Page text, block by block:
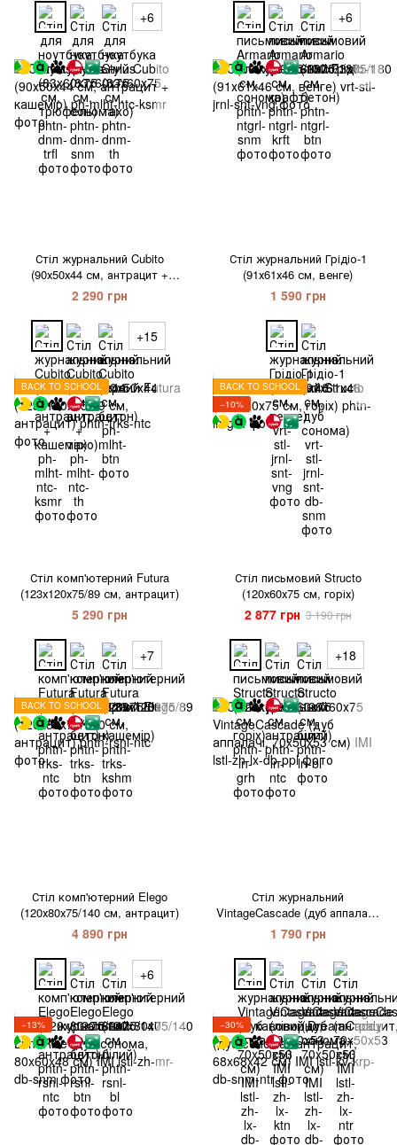
+6 +6
Стіл журнальний Cubito
(90х50х44 см, антрацит +
кашемір)
2 290 грн
+15
Стіл журнальний Грідіо-1
(91х61х46 см, венге)
1 590 грн
BACK TO SCHOOL
Стіл комп'ютерний Futura
(123х120х75/89 см, антрацит)
5 290 грн
+7
BACK TO SCHOOL
−10%
Стіл письмовий Structo
(120х60х75 см, горіх)
2 877 грн 3 190 грн
+18
BACK TO SCHOOL
Стіл комп'ютерний Elego
(120х80х75/140 см, антрацит)
4 890 грн
+6
Стіл журнальний
VintageCascade (дуб аппалачі,
70x50x53 см) IMI
1 790 грн
−13% −30%